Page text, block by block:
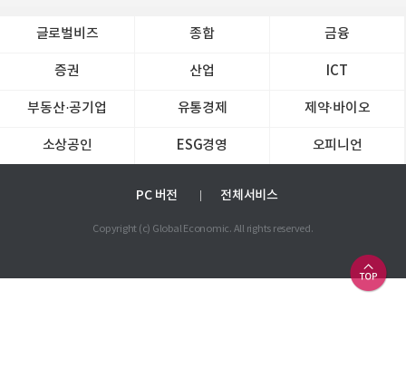
글로벌비즈 종합 금융
증권 산업 ICT
부동산·공기업 유통경제 제약∙바이오
소상공인 ESG경영 오피니언
PC 버전 전체서비스
Copyright (c) Global Economic. All rights reserved.